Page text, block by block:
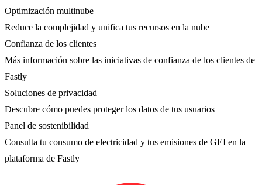
Optimización multinube
Reduce la complejidad y unifica tus recursos en la nube
Confianza de los clientes
Más información sobre las iniciativas de confianza de los clientes de
Fastly
Soluciones de privacidad
Descubre cómo puedes proteger los datos de tus usuarios
Panel de sostenibilidad
Consulta tu consumo de electricidad y tus emisiones de GEI en la
plataforma de Fastly